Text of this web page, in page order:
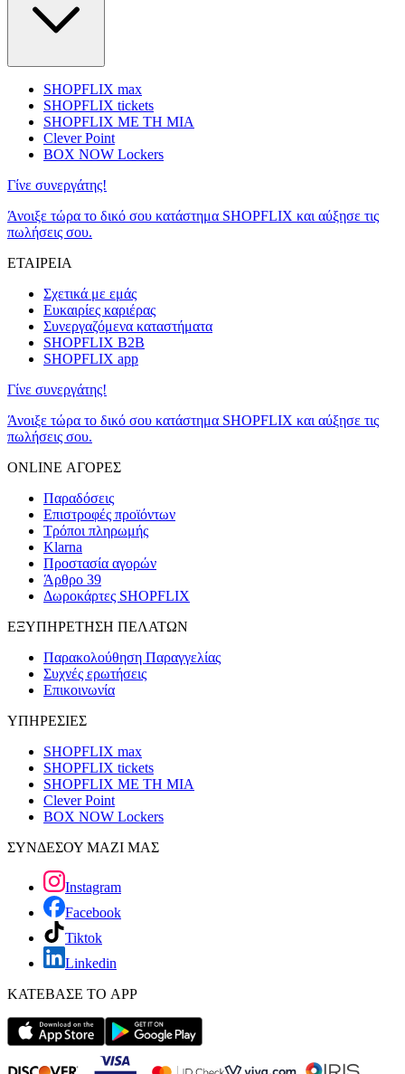
SHOPFLIX max
SHOPFLIX tickets
SHOPFLIX ΜΕ ΤΗ ΜΙΑ
Clever Point
BOX NOW Lockers
Γίνε συνεργάτης!
Άνοιξε τώρα το δικό σου κατάστημα SHOPFLIX και αύξησε τις
πωλήσεις σου.
ΕΤΑΙΡΕΙΑ
Σχετικά με εμάς
Ευκαιρίες καριέρας
Συνεργαζόμενα καταστήματα
SHOPFLIX B2B
SHOPFLIX app
Γίνε συνεργάτης!
Άνοιξε τώρα το δικό σου κατάστημα SHOPFLIX και αύξησε τις
πωλήσεις σου.
ONLINE ΑΓΟΡΕΣ
Παραδόσεις
Επιστροφές προϊόντων
Τρόποι πληρωμής
Klarna
Προστασία αγορών
Άρθρο 39
Δωροκάρτες SHOPFLIX
ΕΞΥΠΗΡΕΤΗΣΗ ΠΕΛΑΤΩΝ
Παρακολούθηση Παραγγελίας
Συχνές ερωτήσεις
Επικοινωνία
ΥΠΗΡΕΣΙΕΣ
SHOPFLIX max
SHOPFLIX tickets
SHOPFLIX ΜΕ ΤΗ ΜΙΑ
Clever Point
BOX NOW Lockers
ΣΥΝΔΕΣΟΥ ΜΑΖΙ ΜΑΣ
Instagram
Facebook
Tiktok
Linkedin
ΚΑΤΕΒΑΣΕ ΤΟ APP